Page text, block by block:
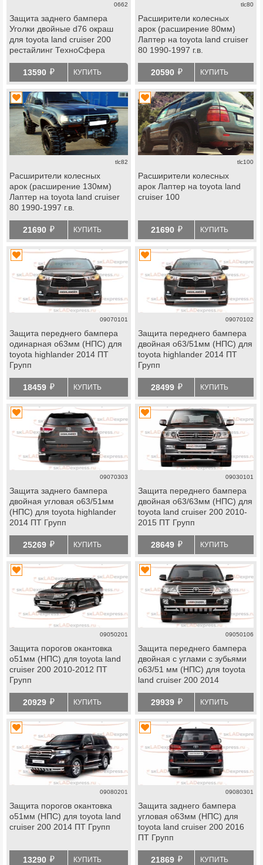
0662
Защита заднего бампера
Уголки двойные d76 окраш
для toyota land cruiser 200
рестайлинг ТехноСфера
13590 й КУПИТЬ
tlc80
Расширители колесных
арок (расширение 80мм)
Лаптер на toyota land cruiser
80 1990-1997 г.в.
20590 й КУПИТЬ
tlc82
Расширители колесных
арок (расширение 130мм)
Лаптер на toyota land cruiser
80 1990-1997 г.в.
21690 й КУПИТЬ
tlc100
Расширители колесных
арок Лаптер на toyota land
cruiser 100
21690 й КУПИТЬ
09070101
Защита переднего бампера
одинарная o63мм (НПС) для
toyota highlander 2014 ПТ
Групп
18459 й КУПИТЬ
09070102
Защита переднего бампера
двойная o63/51мм (НПС) для
toyota highlander 2014 ПТ
Групп
28499 й КУПИТЬ
09070303
Защита заднего бампера
двойная угловая o63/51мм
(НПС) для toyota highlander
2014 ПТ Групп
25269 й КУПИТЬ
09030101
Защита переднего бампера
двойная o63/63мм (НПС) для
toyota land cruiser 200 2010-
2015 ПТ Групп
28649 й КУПИТЬ
09050201
Защита порогов окантовка
o51мм (НПС) для toyota land
cruiser 200 2010-2012 ПТ
Групп
20929 й КУПИТЬ
09050106
Защита переднего бампера
двойная с углами с зубьями
o63/51 мм (НПС) для toyota
land cruiser 200 2014
29939 й КУПИТЬ
09080201
Защита порогов окантовка
o51мм (НПС) для toyota land
cruiser 200 2014 ПТ Групп
13290 й КУПИТЬ
09080301
Защита заднего бампера
угловая o63мм (НПС) для
toyota land cruiser 200 2016
ПТ Групп
21869 й КУПИТЬ